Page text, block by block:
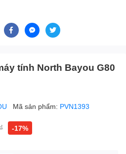
tính North Bayou G80
Mã sản phẩm: PVN1393
-17%